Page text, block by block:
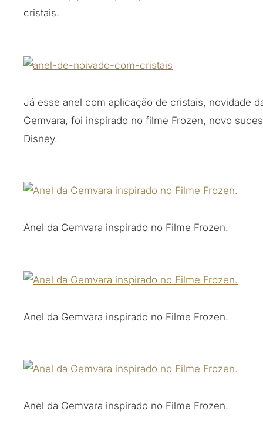
cristais.
Já esse anel com aplicação de cristais, novidade
Gemvara, foi inspirado no filme Frozen, novo
Disney.
Anel da Gemvara inspirado no Filme Frozen.
Anel da Gemvara inspirado no Filme Frozen.
Anel da Gemvara inspirado no Filme Frozen.